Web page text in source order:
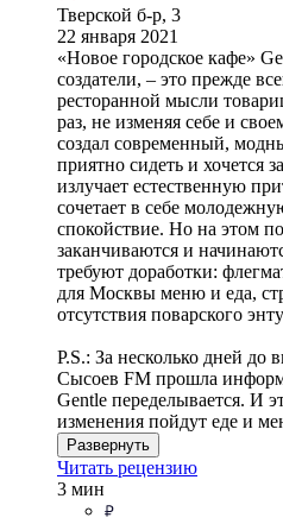
Тверской б-р, 3
22 января 2021
«Новое городское кафе»
создатели, – это прежде
ресторанной мысли
раз, не изменяя себе и
создал современный,
приятно сидеть и хочется
излучает естественную
сочетает в себе
спокойствие. Но на этом
заканчиваются и
требуют доработки:
для Москвы меню и еда,
отсутствия поварского
P.S.: За несколько дней до
Сысоев FM прошла
Gentle переделывается. И
изменения пойдут еде и
Развернуть
Читать рецензию
3 мин